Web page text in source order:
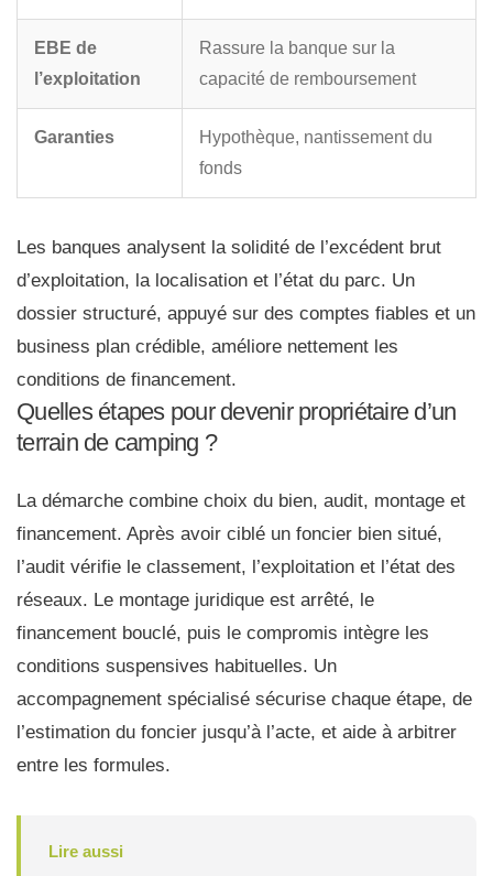
EBE de
l’exploitation
Rassure la banque sur la
capacité de remboursement
Garanties
Hypothèque, nantissement du
fonds
Les banques analysent la solidité de l’excédent brut
d’exploitation, la localisation et l’état du parc. Un
dossier structuré, appuyé sur des comptes fiables et un
business plan crédible, améliore nettement les
conditions de financement.
Quelles étapes pour devenir propriétaire d’un
terrain de camping ?
La démarche combine choix du bien, audit, montage et
financement. Après avoir ciblé un foncier bien situé,
l’audit vérifie le classement, l’exploitation et l’état des
réseaux. Le montage juridique est arrêté, le
financement bouclé, puis le compromis intègre les
conditions suspensives habituelles. Un
accompagnement spécialisé sécurise chaque étape, de
l’estimation du foncier jusqu’à l’acte, et aide à arbitrer
entre les formules.
Lire aussi